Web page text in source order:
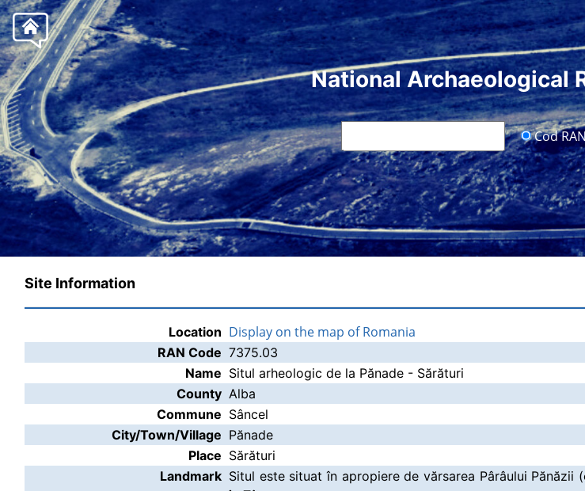
National Archaeological
Cod
Site Information
Location Display on the map of Romania
RAN Code 7375.03
Name Situl arheologic de la Pănade - Sărături
County Alba
Commune Sâncel
City/Town/Village Pănade
Place Sărături
Landmark Situl este situat în apropiere de vărsarea Pârâului Pănăzii